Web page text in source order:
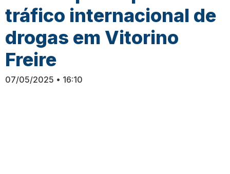
tráfico internacional de
drogas em Vitorino
Freire
07/05/2025 16:10